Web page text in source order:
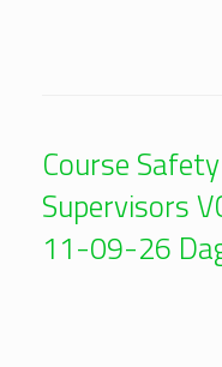
Course
Supervisors
11-09-26